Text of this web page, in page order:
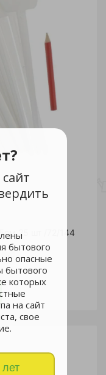
бытового
опасные
бытового
которых
на сайт
свое
25 шт /72/144